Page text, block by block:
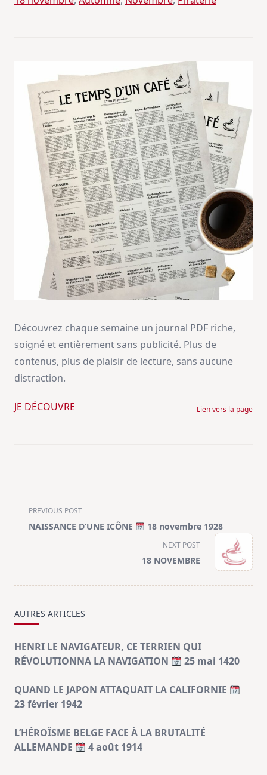
Découvrez chaque semaine un journal PDF riche,
soigné et entièrement sans publicité. Plus de
contenus, plus de plaisir de lecture, sans aucune
distraction.
JE DÉCOUVRE Lien vers la page
<span
class="nav-
PREVIOUS POST
NAISSANCE D’UNE ICÔNE 18 novembre 1928
NEXT POST
18 NOVEMBRE
AUTRES ARTICLES
HENRI LE NAVIGATEUR, CE TERRIEN QUI
RÉVOLUTIONNA LA NAVIGATION
25 mai 1420
QUAND LE JAPON ATTAQUAIT LA CALIFORNIE
23 février 1942
L’HÉROÏSME BELGE FACE À LA BRUTALITÉ
ALLEMANDE
4 août 1914